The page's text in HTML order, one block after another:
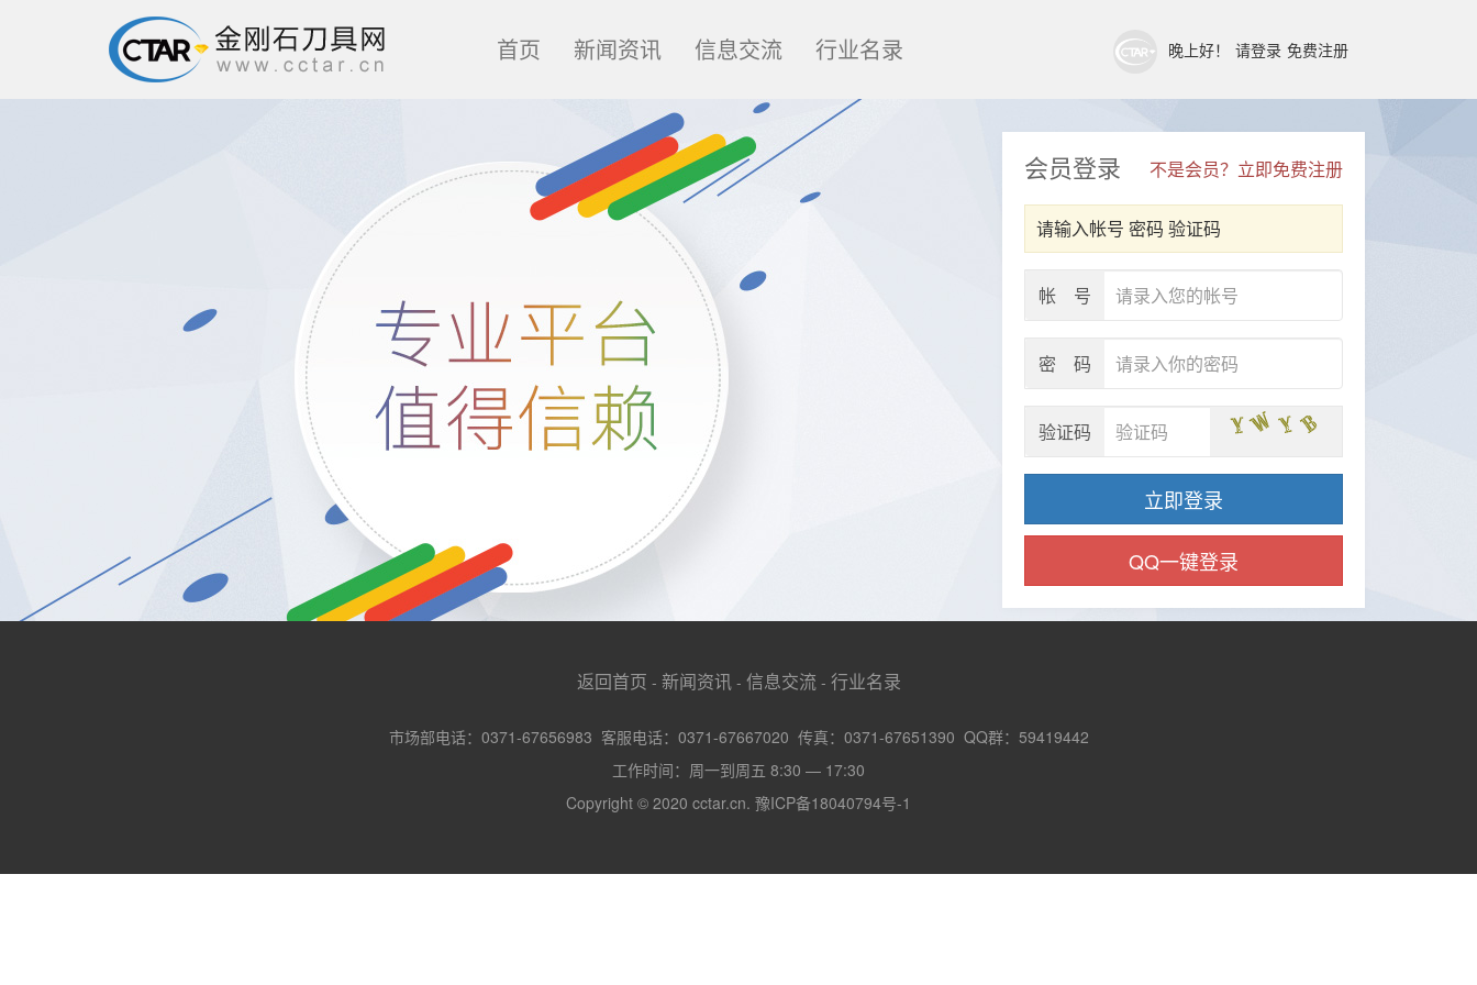
首页 新闻资讯 信息交流 行业名录 晚上好！ 请登录 免费注册
会员登录 不是会员？立即免费注册
请输入帐号 密码 验证码
帐 号
密 码
验证码
QQ一键登录
返回首页 - 新闻资讯- 信息交流- 行业名录
市场部电话：0371-67656983 客服电话：0371-67667020 传真：0371-67651390 QQ群：59419442
工作时间：周一到周五 8:30 — 17:30
Copyright © 2020 cctar.cn. 豫ICP备18040794号-1